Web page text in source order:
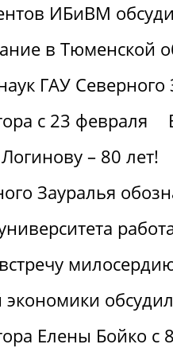
ИБиВМ
в Тюменской
ГАУ
с 23 февраля
– 80 лет!
Зауралья
Елены Бойко с